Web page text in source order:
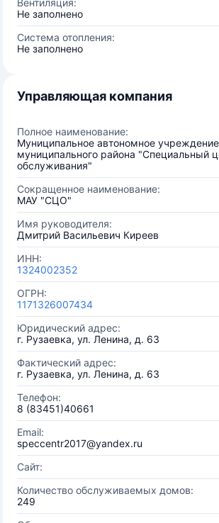
Вентиляция:
Не заполнено
Система отопления:
Не заполнено
Управляющая компания
Полное наименование:
Муниципальное автономное
муниципального района "Специальный
обслуживания"
Сокращенное наименование:
МАУ "СЦО"
Имя руководителя:
Дмитрий Васильевич Киреев
ИНН:
1324002352
ОГРН:
1171326007434
Юридический адрес:
г. Рузаевка, ул. Ленина, д. 63
Фактический адрес:
г. Рузаевка, ул. Ленина, д. 63
Телефон:
8 (83451)40661
Email:
speccentr2017@yandex.ru
Сайт:
Количество обслуживаемых домов:
249